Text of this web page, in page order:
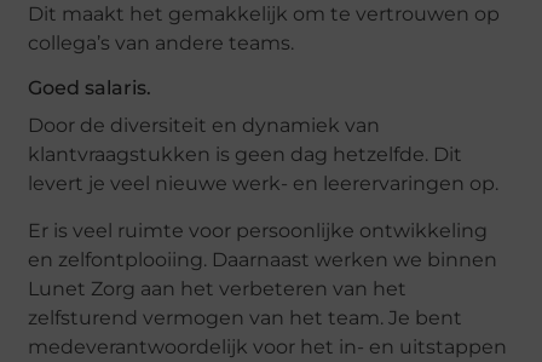
Dit maakt het gemakkelijk om te vertrouwen op
collega’s van andere teams.
Goed salaris.
Door de diversiteit en dynamiek van
klantvraagstukken is geen dag hetzelfde. Dit
levert je veel nieuwe werk- en leerervaringen op.
Er is veel ruimte voor persoonlijke ontwikkeling
en zelfontplooiing. Daarnaast werken we binnen
Lunet Zorg aan het verbeteren van het
zelfsturend vermogen van het team. Je bent
medeverantwoordelijk voor het in- en uitstappen